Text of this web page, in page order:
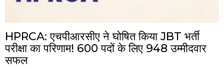
HPRCA: एचपीआरसीए ने घोषित किया JBT भर्ती
परीक्षा का परिणाम! 600 पदों के लिए 948 उम्मीदवार
सफल